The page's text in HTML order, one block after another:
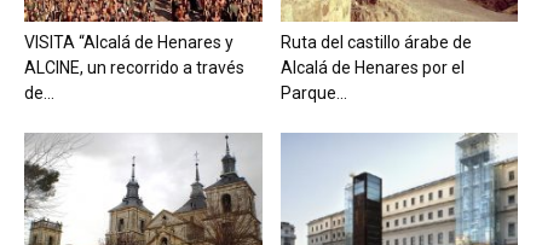
VISITA “Alcalá de Henares y
ALCINE, un recorrido a través
de...
Ruta del castillo árabe de
Alcalá de Henares por el
Parque...